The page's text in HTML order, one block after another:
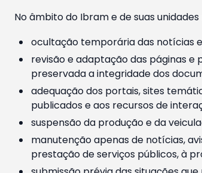
No âmbito do Ibram e de suas
ocultação temporária das notícias
revisão e adaptação das páginas e
preservada a integridade dos
adequação dos portais, sites
publicados e aos recursos de
suspensão da produção e da
manutenção apenas de notícias,
prestação de serviços públicos, à